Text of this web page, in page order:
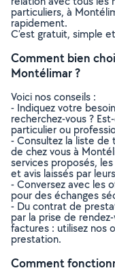
particuliers, à
rapidement.
C’est gratuit, simple
Comment bien
Montélimar ?
Voici nos conseils :
- Indiquez votre
recherchez-vous ?
particulier ou
- Consultez la liste
de chez vous à
services proposés,
et avis laissés par
- Conversez avec les
pour des échanges
- Du contrat de
par la prise de
factures : utilisez nos
prestation.
Comment